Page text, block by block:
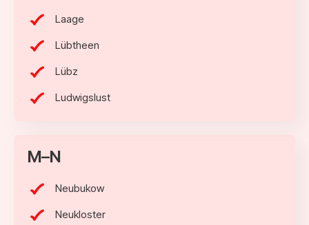
Laage
Lübtheen
Lübz
Ludwigslust
M–N
Neubukow
Neukloster